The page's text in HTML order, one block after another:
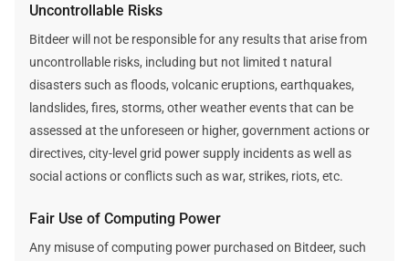
Uncontrollable Risks
Bitdeer will not be responsible for any results that arise from
uncontrollable risks, including but not limited t natural
disasters such as floods, volcanic eruptions, earthquakes,
landslides, fires, storms, other weather events that can be
assessed at the unforeseen or higher, government actions or
directives, city-level grid power supply incidents as well as
social actions or conflicts such as war, strikes, riots, etc.
Fair Use of Computing Power
Any misuse of computing power purchased on Bitdeer, such